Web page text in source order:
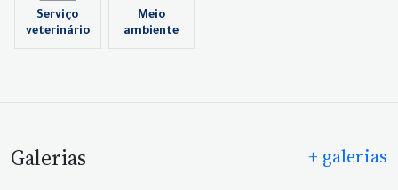
Serviço
veterinário
Meio
ambiente
Galerias + galerias